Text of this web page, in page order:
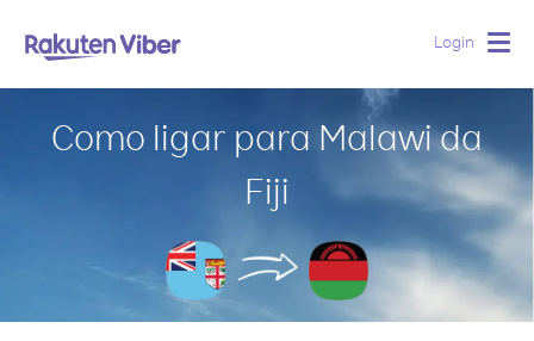
Login
Como ligar para Malawi da
Fiji